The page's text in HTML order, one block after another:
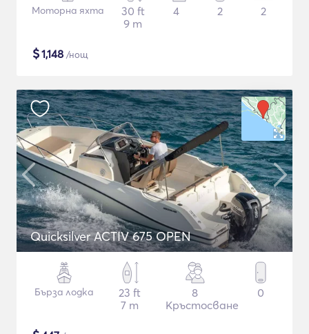
Моторна яхта
30 ft
9 m
4 2 2
$1,148 /нощ
Quicksilver ACTIV 675 OPEN
Бърза лодка
23 ft
7 m
8
Кръстосване
0